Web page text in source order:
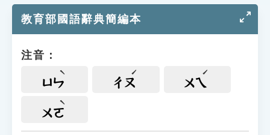
單字索引
遊戲專區
教學應用
教育部國語辭典簡編本
注音：
ㄩㄣ ㄔㄡ ㄨㄟ
ㄨㄛ